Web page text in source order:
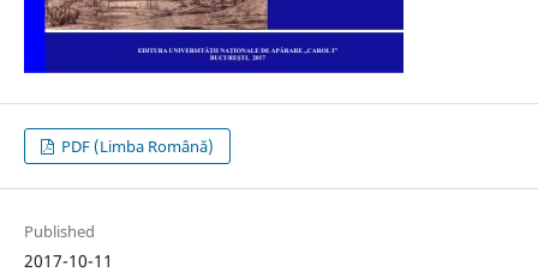
PDF (Limba Română)
Published
2017-10-11